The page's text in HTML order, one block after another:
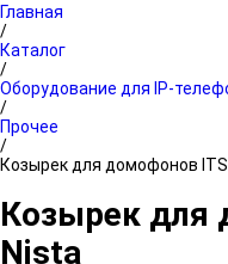
Главная
/
Каталог
/
Оборудование для IP-
/
Прочее
/
Козырек для домофонов
Козырек для
Nista